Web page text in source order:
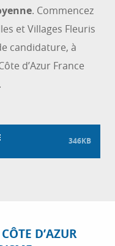
. Commencez
et Villages Fleuris
candidature, à
d’Azur France
346KB
D’AZUR